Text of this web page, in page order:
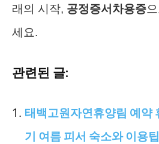
래의 시작, 공정증서차용증
세요.
관련된 글:
태백고원자연휴양림 예약
기 여름 피서 숙소와 이용